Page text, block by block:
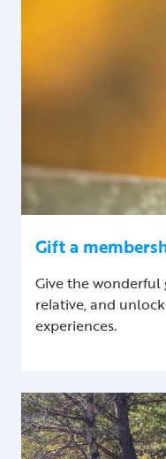
Gift a
Give the
relative, and
experiences.